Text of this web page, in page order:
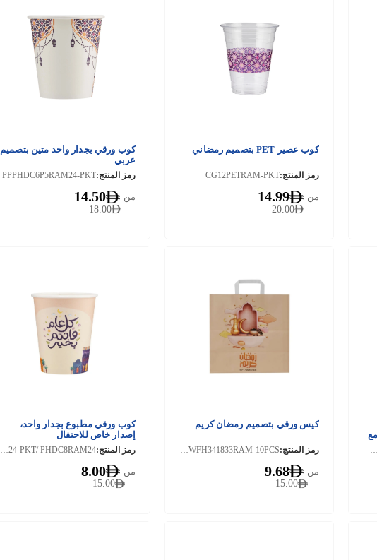
كوب عصير PET بتصميم رمضاني
رمز المنتج:CG12PETRAM-PKT
20.00
من 14.99
كوب ورقي بجدار واحد متين بتصميم
عربي
رمز المنتج:PPPHDC6P5RAM24-PKT
18.00
من 14.50
كيس ورقي بتصميم رمضان كريم
رمز المنتج: PCBWFH341833RAM-10PCS
15.00
من 9.68
كوب ورقي مطبوع بجدار واحد،
إصدار خاص للاحتفال
رمز المنتج: PPPHDC8RAM24-PKT/ PHDC8RAM24
15.00
من 8.00